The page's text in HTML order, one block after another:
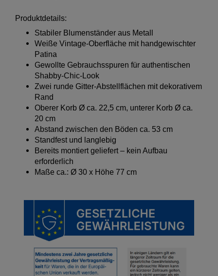
Produktdetails:
Stabiler Blumenständer aus Metall
Weiße Vintage-Oberfläche mit handgewischter
Patina
Gewollte Gebrauchsspuren für authentischen
Shabby-Chic-Look
Zwei runde Gitter-Abstellflächen mit dekorativem
Rand
Oberer Korb Ø ca. 22,5 cm, unterer Korb Ø ca.
20 cm
Abstand zwischen den Böden ca. 53 cm
Standfest und langlebig
Bereits montiert geliefert – kein Aufbau
erforderlich
Maße ca.: Ø 30 x Höhe 77 cm